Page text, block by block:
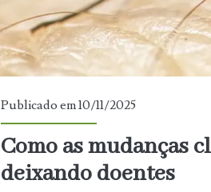
Publicado em 10/11/2025
Como as mudanças
deixando doentes